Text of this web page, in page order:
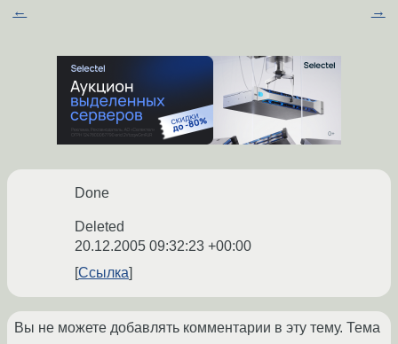
← →
Done
Deleted
20.12.2005 09:32:23 +00:00
Ссылка
Вы не можете добавлять комментарии в эту тему. Тема